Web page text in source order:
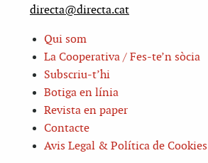
directa@directa.cat
Qui som
La Cooperativa / Fes-te’n sòcia
Subscriu-t’hi
Botiga en línia
Revista en paper
Contacte
Avis Legal & Política de Cookies